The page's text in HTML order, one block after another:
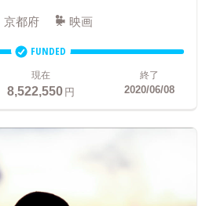
京都府 映画
FUNDED
現在
8,522,550円
終了
2020/06/08